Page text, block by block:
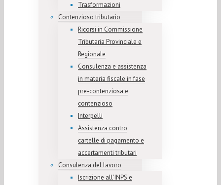
Trasformazioni
Contenzioso tributario
Ricorsi in Commissione
Tributaria Provinciale e
Regionale
Consulenza e assistenza
in materia fiscale in fase
pre-contenziosa e
contenzioso
Interpelli
Assistenza contro
cartelle di pagamento e
accertamenti tributari
Consulenza del lavoro
Iscrizione all’INPS e